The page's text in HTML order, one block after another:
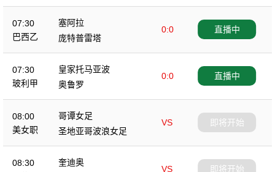
07:30
巴西乙
塞阿拉
0:0
庞特普雷塔
直播中
07:30
玻利甲
皇家托马亚波
0:0
奥鲁罗
直播中
08:00
美女职
哥谭女足
VS
圣地亚哥波浪女足
即将开始
08:30
奎迪奥
VS
即将开始